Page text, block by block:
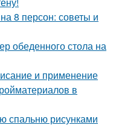
8 персон: советы и
обеденного стола на
и применение
в
спальню рисунками